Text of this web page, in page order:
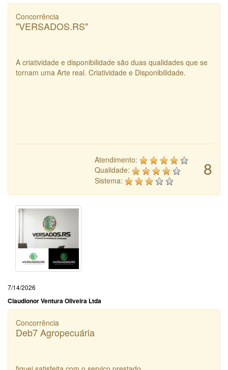
Concorrência
"VERSADOS.RS"
A criatividade e disponibilidade são duas qualidades que se
tornam uma Arte real. Criatividade e Disponibilidade.
8
Atendimento:
Qualidade:
Sistema:
7/14/2026
Claudionor Ventura Oliveira Ltda
Concorrência
Deb7 Agropecuária